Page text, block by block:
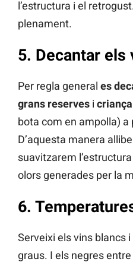
l’estructura i el
plenament.
5. Decantar els
Per regla general es
grans reserves i
bota com en ampolla) a
D’aquesta manera
suavitzarem
olors generades per la
6.
Serveixi els vins blancs
graus. I els negres